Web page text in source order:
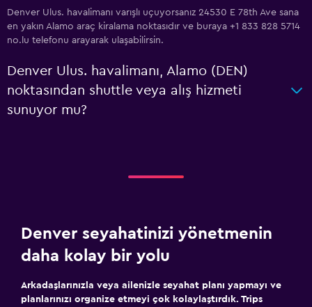
Denver Ulus. havalimanı varışlı uçuyorsanız 24530 E 78th Ave sana
en yakın Alamo araç kiralama noktasıdır ve buraya +1 833 828 5714
no.lu telefonu arayarak ulaşabilirsin.
Denver Ulus. havalimanı, Alamo (DEN)
noktasından shuttle veya alış hizmeti
sunuyor mu?
Denver seyahatinizi yönetmenin
daha kolay bir yolu
Arkadaşlarınızla veya ailenizle seyahat planı yapmayı ve
planlarınızı organize etmeyi çok kolaylaştırdık. Trips